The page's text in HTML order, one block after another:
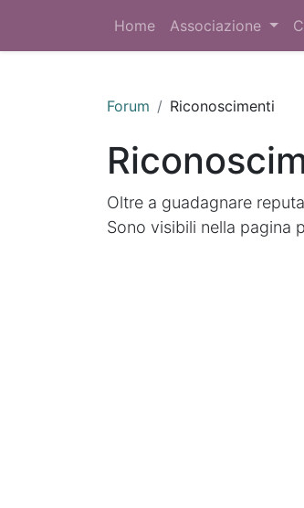
Home Associazione
Forum Riconoscimenti
Oltre a guadagnare
Sono visibili nella pagina